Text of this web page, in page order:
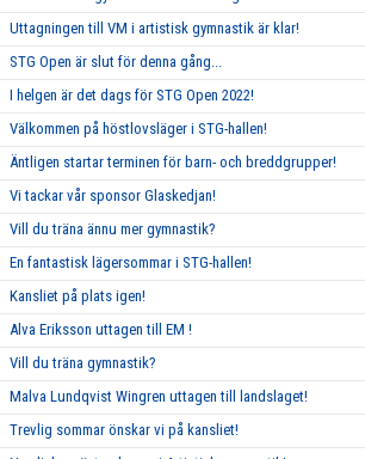
Uttagningen till VM i artistisk gymnastik är klar!
STG Open är slut för denna gång...
I helgen är det dags för STG Open 2022!
Välkommen på höstlovsläger i STG-hallen!
Äntligen startar terminen för barn- och breddgrupper!
Vi tackar vår sponsor Glaskedjan!
Vill du träna ännu mer gymnastik?
En fantastisk lägersommar i STG-hallen!
Kansliet på plats igen!
Alva Eriksson uttagen till EM !
Vill du träna gymnastik?
Malva Lundqvist Wingren uttagen till landslaget!
Trevlig sommar önskar vi på kansliet!